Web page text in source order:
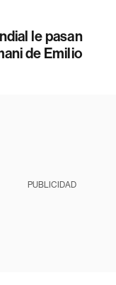
le pasan
de Emilio
PUBLICIDAD